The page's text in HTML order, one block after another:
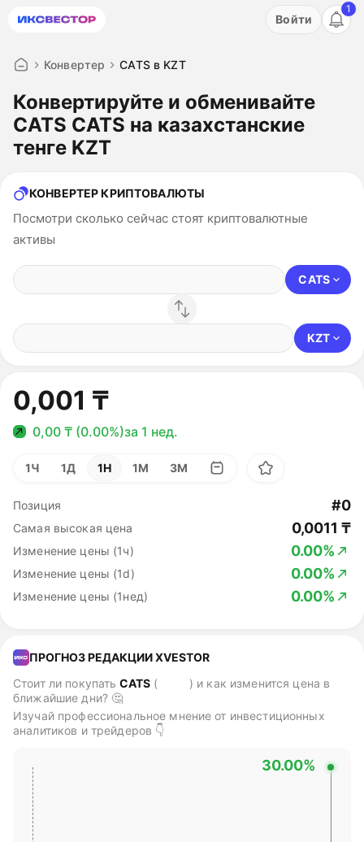
Акция: бесплатный пробный период на 3 дня!
Войти
1
Конвертер CATS в KZT
Конвертируйте и обменивайте
CATS CATS на казахстанские
тенге KZT
КОНВЕРТЕР КРИПТОВАЛЮТЫ
Посмотри сколько сейчас стоят криптовалютные
активы
CATS
KZT
0,001 ₸
0,00 ₸ (0.00%)за 1 нед.
1Ч 1Д 1Н 1М 3М
Позиция #0
Самая высокая цена 0,0011 ₸
Изменение цены (1ч) 0.00%
Изменение цены (1d) 0.00%
Изменение цены (1нед) 0.00%
ПРОГНОЗ РЕДАКЦИИ XVESTOR
Стоит ли покупать CATS ( ) и как изменится цена в
ближайшие дни? 🤔
Изучай профессиональное мнение от инвестиционных
аналитиков и трейдеров 👇
30.00%